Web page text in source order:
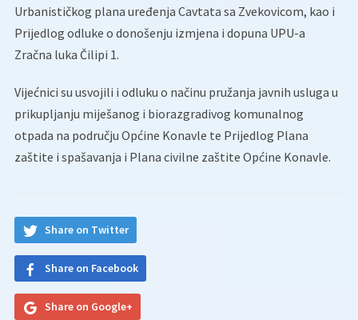
Urbanističkog plana uređenja Cavtata sa Zvekovicom, kao i
Prijedlog odluke o donošenju izmjena i dopuna UPU-a
Zračna luka Čilipi 1.
Vijećnici su usvojili i odluku o načinu pružanja javnih usluga u
prikupljanju miješanog i biorazgradivog komunalnog
otpada na području Općine Konavle te Prijedlog Plana
zaštite i spašavanja i Plana civilne zaštite Općine Konavle.
Share on Twitter
Share on Facebook
Share on Google+